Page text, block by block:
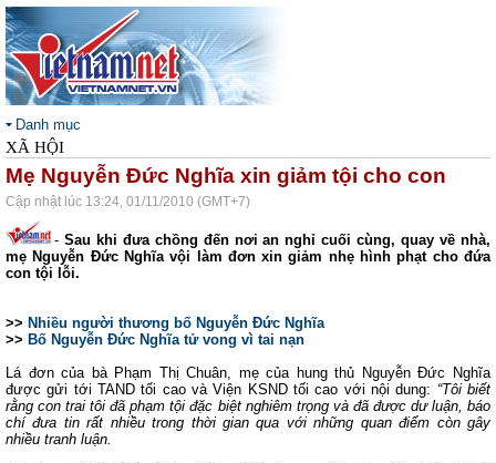
Danh mục
XÃ HỘI
Mẹ Nguyễn Đức Nghĩa xin giảm tội cho con
Cập nhật lúc 13:24, 01/11/2010 (GMT+7)
- Sau khi đưa chồng đến nơi an nghỉ cuối cùng, quay về nhà,
mẹ Nguyễn Đức Nghĩa vội làm đơn xin giảm nhẹ hình phạt cho đứa
con tội lỗi.
>> Nhiều người thương bố Nguyễn Đức Nghĩa
>> Bố Nguyễn Đức Nghĩa tử vong vì tai nạn
Lá đơn của bà Phạm Thị Chuân, mẹ của hung thủ Nguyễn Đức Nghĩa
được gửi tới TAND tối cao và Viện KSND tối cao với nội dung: “Tôi biết
rằng con trai tôi đã phạm tội đặc biệt nghiêm trọng và đã được dư luận, báo
chí đưa tin rất nhiều trong thời gian qua với những quan điểm còn gây
nhiều tranh luận.